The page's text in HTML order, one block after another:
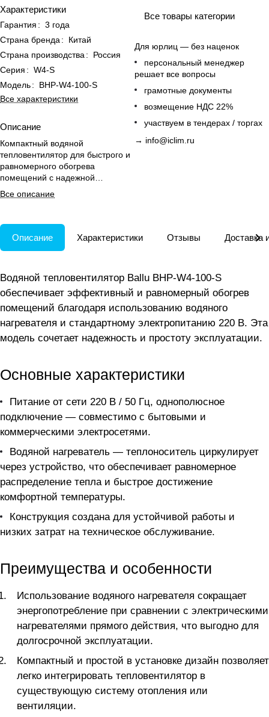
Характеристики
Гарантия : 3 года
Страна бренда :
Китай
Страна производства :
Россия
Серия : W4-S
Модель:
BHP-W4-100-S
Все характеристики
Описание
Компактный водяной
тепловентилятор для быстрого и
равномерного обогрева
помещений с надежной
трехлетней гарантией.
Все описание
Все товары категории
Для юрлиц — без наценок
персональный менеджер
решает все вопросы
грамотные документы
возмещение НДС 22%
участвуем в тендерах / торгах
→ info@iclim.ru
Описание Характеристики Отзывы Доставка
Водяной тепловентилятор Ballu BHP-W4-100-S
обеспечивает эффективный и равномерный обогрев
помещений благодаря использованию водяного
нагревателя и стандартному электропитанию 220 В. Эта
модель сочетает надежность и простоту эксплуатации.
Основные характеристики
Питание от сети 220 В / 50 Гц, однополюсное
подключение — совместимо с бытовыми и
коммерческими электросетями.
Водяной нагреватель — теплоноситель циркулирует
через устройство, что обеспечивает равномерное
распределение тепла и быстрое достижение
комфортной температуры.
Конструкция создана для устойчивой работы и
низких затрат на техническое обслуживание.
Преимущества и особенности
Использование водяного нагревателя сокращает
энергопотребление при сравнении с электрическими
нагревателями прямого действия, что выгодно для
долгосрочной эксплуатации.
Компактный и простой в установке дизайн позволяет
легко интегрировать тепловентилятор в
существующую систему отопления или
вентиляции.